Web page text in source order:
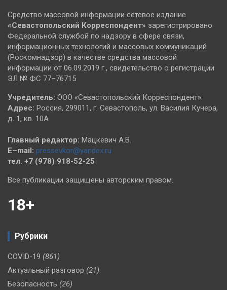
Средство массовой информации сетевое издание
«Севастопольский Корреспондент» зарегистрировано
Федеральной службой по надзору в сфере связи,
информационных технологий и массовых коммуникаций
(Роскомнадзор) в качестве средства массовой
информации от 06.09.2019 г., свидетельство о регистрации
ЭЛ № ФС 77–76715
Учредитель: ООО «Севастопольский Корреспондент».
Адрес: Россия, 299011, г. Севастополь, ул. Василия Кучера,
д. 1, кв. 10А
Главный редактор: Мацкевич А.В.
E–mail: pressevkor@yandex.ru
тел. +7 (978) 918-52-25
Все публикации защищены авторским правом.
18+
Рубрики
COVID-19 (861)
Актуальный разговор (21)
Безопасность (26)